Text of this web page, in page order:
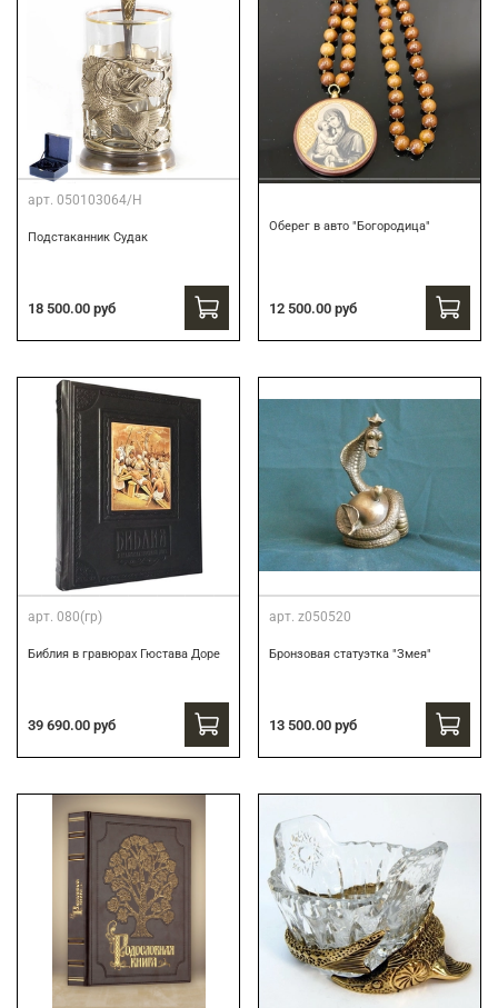
арт. 050103064/Н
Подстаканник Судак
18 500.00 руб
Оберег в авто "Богородица"
12 500.00 руб
арт. 080(гр)
Библия в гравюрах Гюстава Доре
39 690.00 руб
арт. z050520
Бронзовая статуэтка "Змея"
13 500.00 руб